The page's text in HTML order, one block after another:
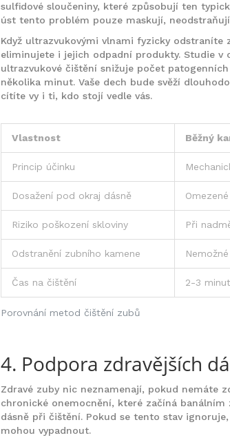
sulfidové sloučeniny, které způsobují ten
úst tento problém pouze maskují,
Když ultrazvukovými vlnami fyzicky
eliminujete i jejich odpadní produkty. Studie v
ultrazvukové čištění snižuje počet
několika minut. Vaše dech bude svěží
cítíte vy i ti, kdo stojí vedle vás.
Porovnání metod čištění zubů
Vlastnost Běžný
Princip účinku
Dosažení pod okraj dásně Omezené
Riziko poškození skloviny Při
Odstranění zubního kamene Nemožné
Čas na čištění 2-3
4. Podpora zdravějších
Zdravé zuby nic neznamenají, pokud nemáte
chronické onemocnění, které začíná
dásně při čištění. Pokud se tento stav
mohou vypadnout.